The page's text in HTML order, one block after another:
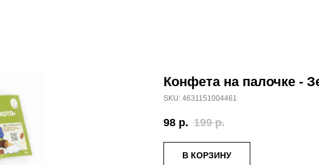
Конфета на палочке -
SKU: 4631151004461
98 р. 199 р.
В КОРЗИНУ